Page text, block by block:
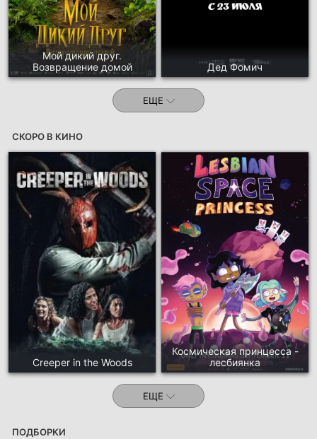
Мой дикий друг.
Возвращение домой
Дед Фомич
ЕЩЕ
СКОРО В КИНО
Creeper in the Woods
Космическая принцесса -
лесбиянка
ЕЩЕ
ПОДБОРКИ